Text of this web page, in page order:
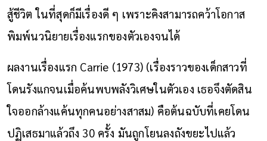
สู้ชีวิต ในที่สุดก็มีเรื่องดี ๆ เพราะคิงสามารถคว้าโอกาส
พิมพ์นวนิยายเรื่องแรกของตัวเองจนได้
ผลงานเรื่องแรก Carrie (1973) (เรื่องราวของเด็กสาวที่
โดนรังแกจนเมื่อค้นพบพลังวิเศษในตัวเอง เธอจึงตัดสิน
ใจออกล้างแค้นทุกคนอย่างสาสม) คือต้นฉบับที่เคยโดน
ปฏิเสธมาแล้วถึง 30 ครั้ง มันถูกโยนลงถังขยะไปแล้ว